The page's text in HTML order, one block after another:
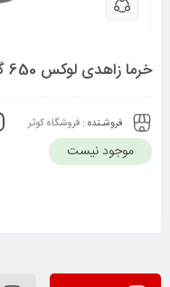
خرما زاهدی لوکس 650 گرم دارپنگ – 3560040680
فروشـنده : فروشگاه کوثر
موجود نیست